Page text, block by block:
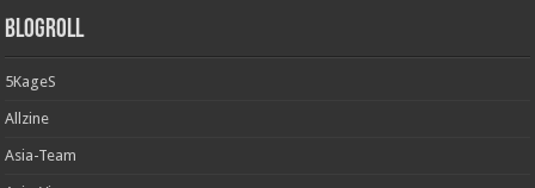
Blogroll
5KageS
Allzine
Asia-Team